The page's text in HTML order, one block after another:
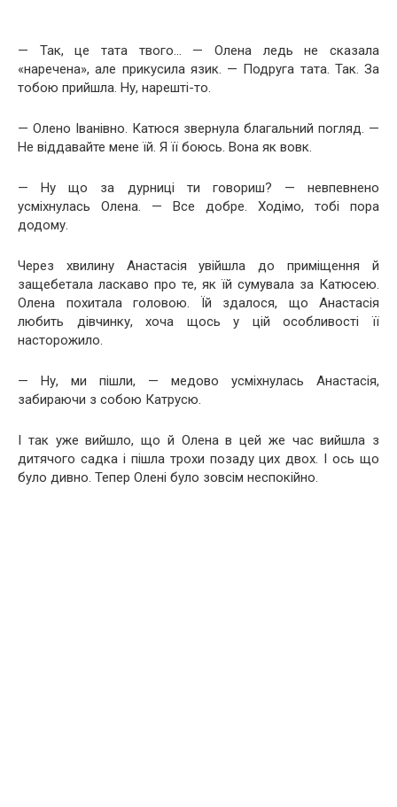
— Так, це тата твого… — Олена ледь не сказала
«наречена», але прикусила язик. — Подруга тата. Так. За
тобою прийшла. Ну, нарешті-то.
— Олено Іванівно. Катюся звернула благальний погляд. —
Не віддавайте мене їй. Я її боюсь. Вона як вовк.
— Ну що за дурниці ти говориш? — невпевнено
усміхнулась Олена. — Все добре. Ходімо, тобі пора
додому.
Через хвилину Анастасія увійшла до приміщення й
защебетала ласкаво про те, як їй сумувала за Катюсею.
Олена похитала головою. Їй здалося, що Анастасія
любить дівчинку, хоча щось у цій особливості її
насторожило.
— Ну, ми пішли, — медово усміхнулась Анастасія,
забираючи з собою Катрусю.
І так уже вийшло, що й Олена в цей же час вийшла з
дитячого садка і пішла трохи позаду цих двох. І ось що
було дивно. Тепер Олені було зовсім неспокійно.